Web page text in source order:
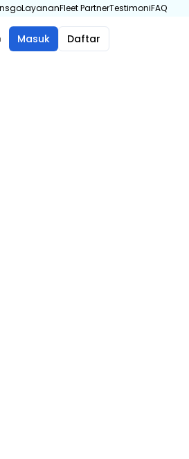
LayananFleet PartnerTestimoniFAQ
Masuk Daftar